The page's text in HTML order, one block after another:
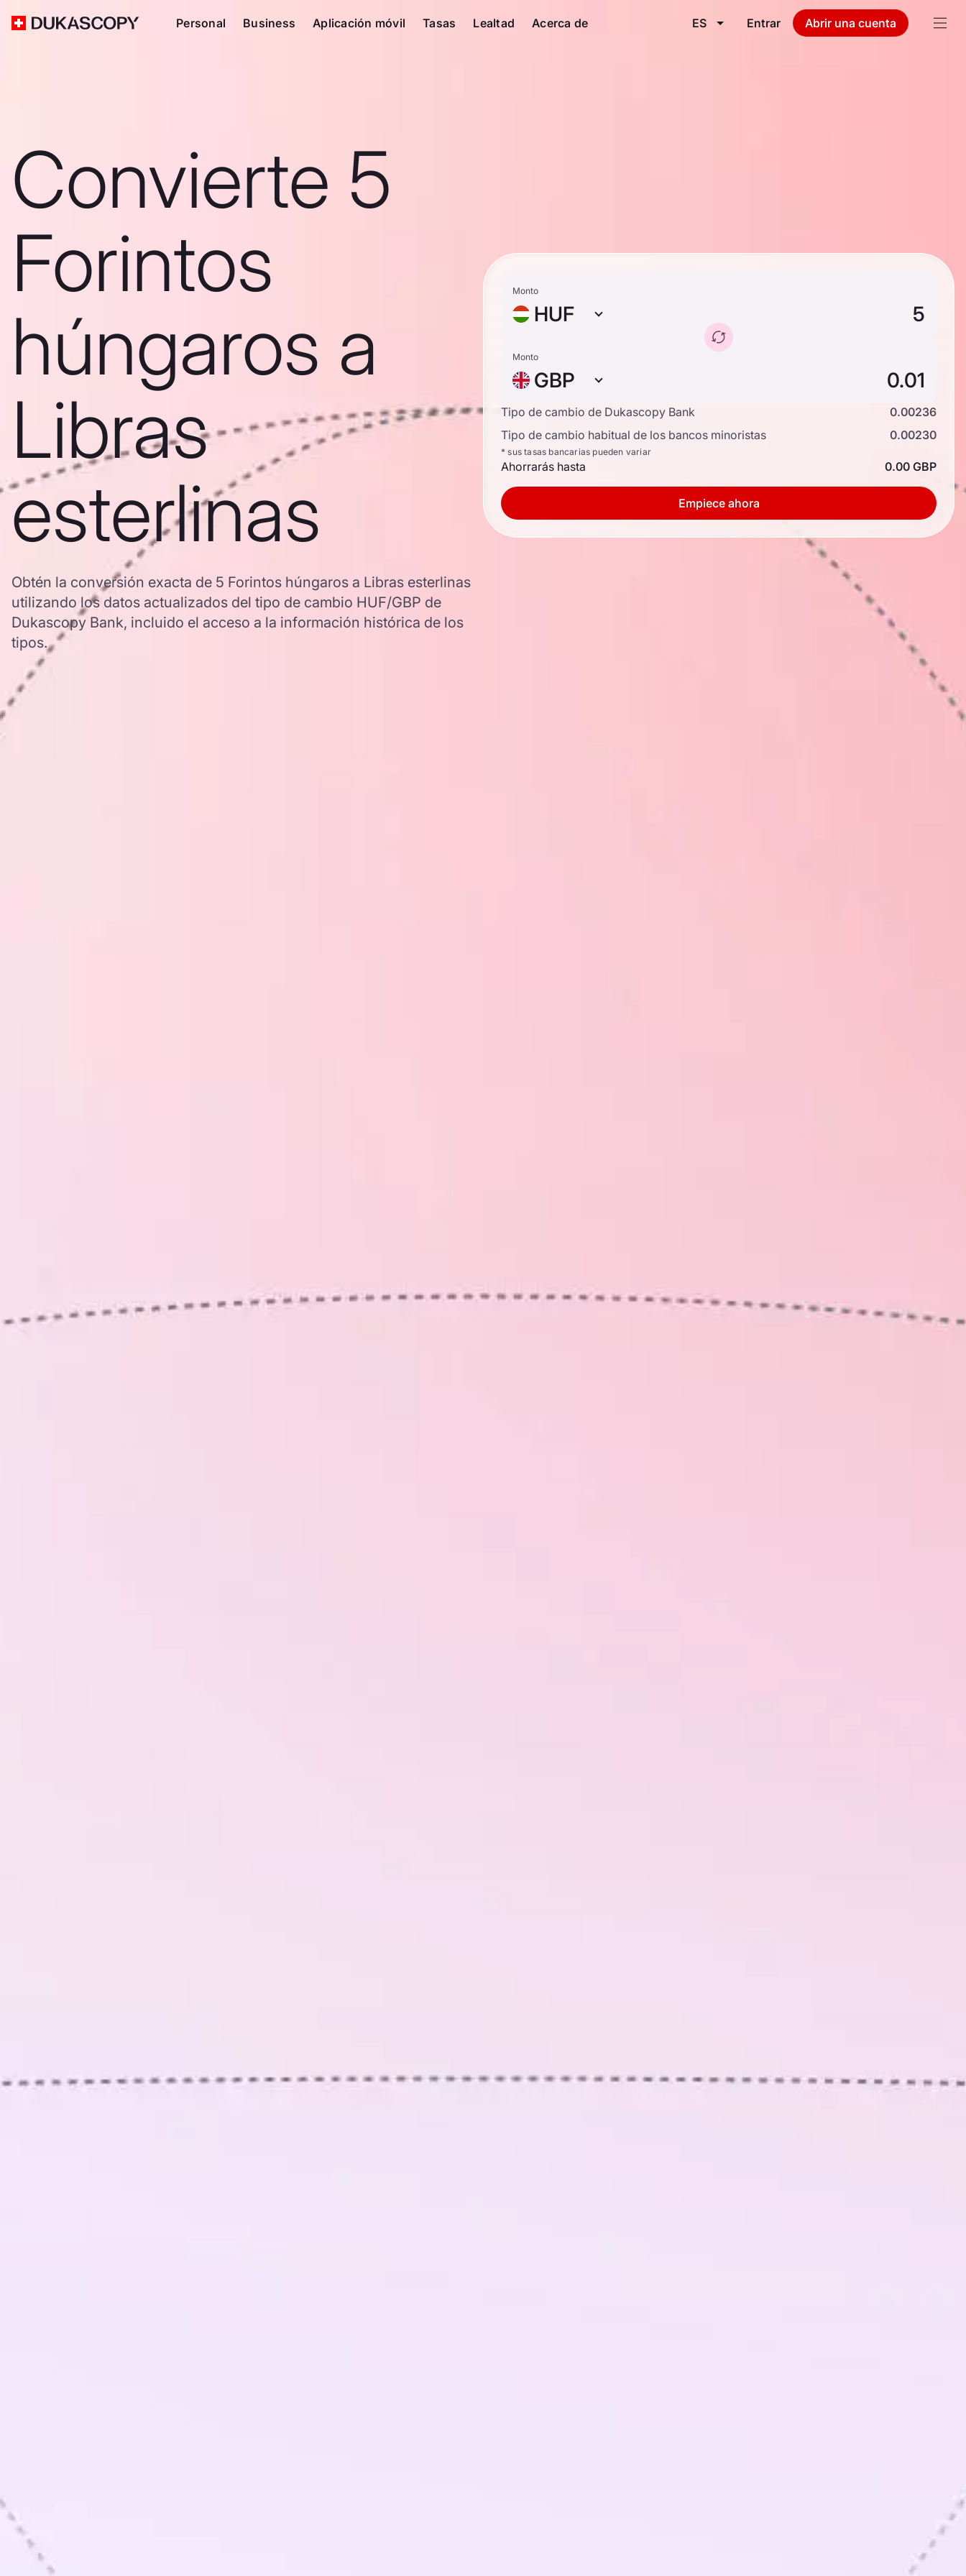
Personal Business Aplicación móvil Tasas Lealtad Acerca de ES Entrar Abrir una cuenta
Convierte 5
Forintos
húngaros a
Libras
esterlinas
Obtén la conversión exacta de 5 Forintos húngaros a Libras esterlinas
utilizando los datos actualizados del tipo de cambio HUF/GBP de
Dukascopy Bank, incluido el acceso a la información histórica de los
tipos.
Monto
HUF
Monto
GBP
Tipo de cambio de Dukascopy Bank
0.00236
Tipo de cambio habitual de los bancos minoristas
0.00230
* sus tasas bancarias pueden variar
Ahorrarás hasta 0.00 GBP
Empiece ahora